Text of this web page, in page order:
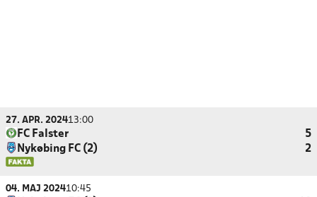
27. APR. 202413:00
FC Falster
5
Nykøbing FC (2)
2
04. MAJ 202410:45